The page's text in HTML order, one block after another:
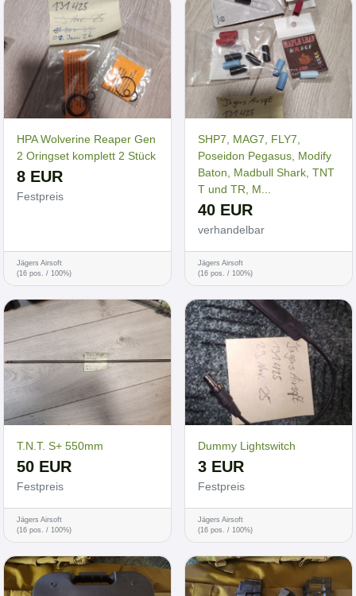
HPA Wolverine Reaper Gen
2 Oringset komplett 2 Stück
8 EUR
Festpreis
Jägers Airsoft
(16 pos. / 100%)
SHP7, MAG7, FLY7,
Poseidon Pegasus, Modify
Baton, Madbull Shark, TNT
T und TR, M...
40 EUR
verhandelbar
Jägers Airsoft
(16 pos. / 100%)
T.N.T. S+ 550mm
50 EUR
Festpreis
Jägers Airsoft
(16 pos. / 100%)
Dummy Lightswitch
3 EUR
Festpreis
Jägers Airsoft
(16 pos. / 100%)